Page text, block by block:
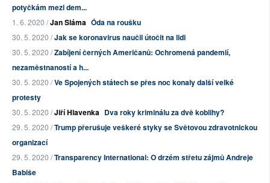
potyčkám mezi dem...
1. 6. 2020 /Jan Sláma Óda na roušku
30. 5. 2020 /Jak se koronavirus naučil útočit na lidi
30. 5. 2020 /Zabíjení černých Američanů: Ochromená pandemií,
nezaměstnaností a h...
30. 5. 2020 /Ve Spojených státech se přes noc konaly další velké
protesty
30. 5. 2020 /Jiří Hlavenka Dva roky kriminálu za dvě koblihy?
29. 5. 2020 /Trump přerušuje veškeré styky se Světovou zdravotnickou
organizací
29. 5. 2020 /Transparency International: O drzém střetu zájmů Andreje
Babiše